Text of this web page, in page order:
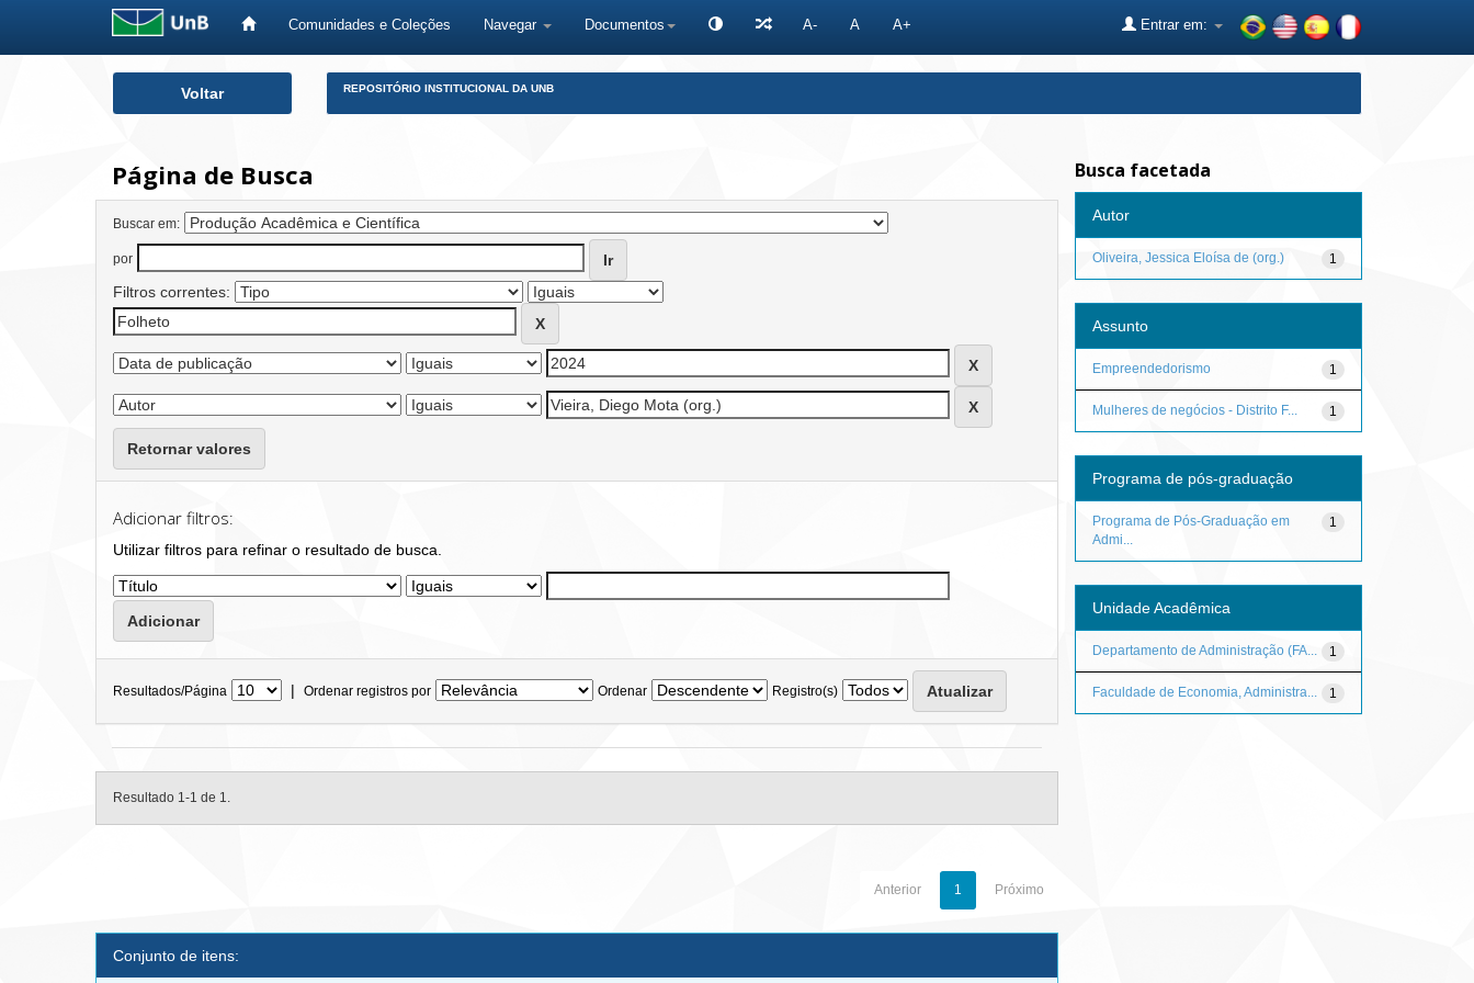
Comunidades e Coleções Navegar Documentos A- A A+ Entrar em:
Voltar REPOSITÓRIO INSTITUCIONAL DA UNB
Página de Busca
Buscar em:
por
Filtros correntes:
Retornar valores
Adicionar filtros:
Utilizar filtros para refinar o resultado de busca.
Resultados/Página | Ordenar registros por Ordenar Registro(s)
Resultado 1-1 de 1.
Anterior 1 Próximo
Conjunto de itens:
Busca facetada
Autor
1
Oliveira, Jessica Eloísa de (org.)
Assunto
1
Empreendedorismo
1
Mulheres de negócios - Distrito F...
Programa de pós-graduação
1
Programa de Pós-Graduação em
Admi...
Unidade Acadêmica
1
Departamento de Administração (FA...
1
Faculdade de Economia, Administra...